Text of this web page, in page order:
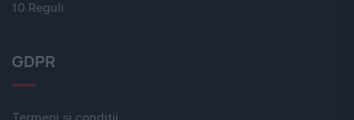
10 Reguli
GDPR